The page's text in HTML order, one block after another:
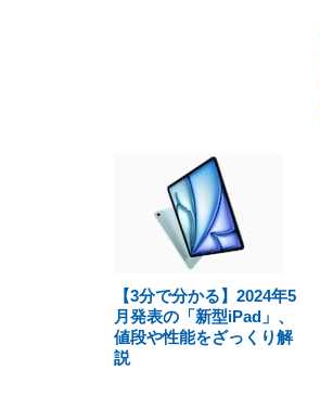
【3分で分かる】2024年5
月発表の「新型iPad」、
値段や性能をざっくり解
説